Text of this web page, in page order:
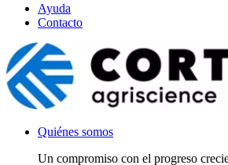
Ayuda
Contacto
Quiénes somos
Un compromiso con el progreso